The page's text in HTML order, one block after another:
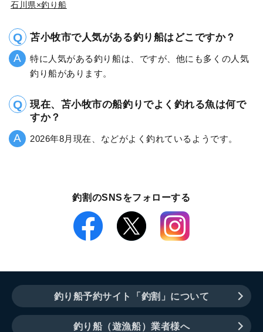
石川県×釣り船
苫小牧市で人気がある釣り船はどこですか？
特に人気がある釣り船は、ですが、他にも多くの人気
釣り船があります。
現在、苫小牧市の船釣りでよく釣れる魚は何で
すか？
2026年8月現在、などがよく釣れているようです。
釣割のSNSをフォローする
釣り船予約サイト「釣割」について
釣り船（遊漁船）業者様へ